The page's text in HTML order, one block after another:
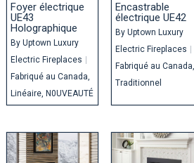
Foyer électrique
UE43
Holographique
By Uptown Luxury
Electric Fireplaces
Fabriqué au Canada
Linéaire N0UVEAUTÉ
Encastrable
électrique UE42
ByUptown Luxury
Electric Fireplaces
Fabriqué au Canada
Traditionnel